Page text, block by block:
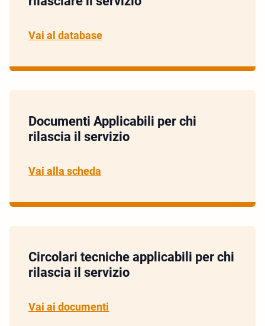
Vai al database
Documenti Applicabili per chi
rilascia il servizio
Vai alla scheda
Circolari tecniche applicabili per chi
rilascia il servizio
Vai ai documenti